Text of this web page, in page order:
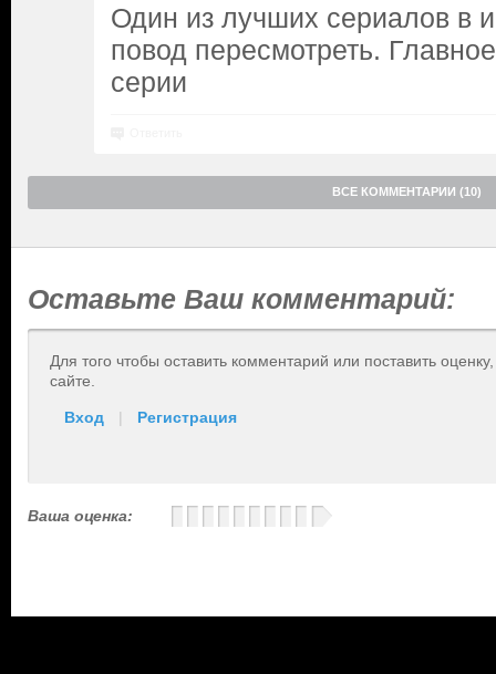
Один из лучших сериалов в
повод пересмотреть.
серии
ВСЕ КОММЕНТАРИИ (10)
Оставьте Ваш комментарий:
Для того чтобы оставить комментарий или поставить
сайте.
Вход | Регистрация
Ваша оценка: